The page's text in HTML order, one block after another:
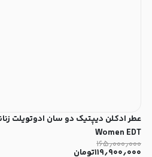
Women EDT
۱۶۵٫۰۰۰٫۰۰۰
۱۱۹٫۹۰۰٫۰۰۰تومان